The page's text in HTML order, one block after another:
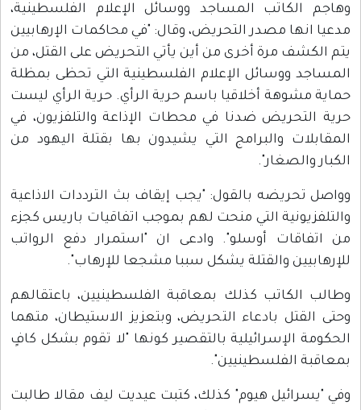
وهاجم الكاتب المساجد ووسائل الإعلام الفلسطينية،
مدعيا انها مصدر التحريض، وقال: "في محاكمات الإرهابيين
يتم الكشف مرة أخرى من أين يأتي التحريض على القتل، من
المساجد ووسائل الإعلام الفلسطينية التي تحظى بمظلة
حماية مشوهة أخلاقيا باسم حرية الرأي. حرية الرأي ليست
حرية التحريض ضدنا في محطات الإذاعة والتلفزيون، في
المقابلات والبرامج التي يشيدون بها بقتلة اليهود من
الكبار والصغار".
وواصل تحريضه بالقول: "يجب إيقاف بث الترددات الاذاعية
والتلفزيونية التي منحت لهم بموجب اتفاقيات باريس كجزء
من اتفاقات أوسلو". وادعى ان "استمرار دفع الرواتب
للإرهابيين والقتلة يشكل سببا مشجعا للإرهاب".
وطالب الكاتب كذلك بمعاقبة الفلسطينيين، باعتقالهم
وحتى القتل بادعاء التحريض، وبتعزيز الاستيطان، متهما
الحكومة الإسرائيلية بالتقصير كونها "لا تقوم بشكل كافٍ
بمعاقبة الفلسطينيين".
وفي "يسرائيل هيوم" كذلك، كتبت عيديت ليف مقالا طالبت